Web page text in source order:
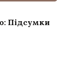
Підсумки